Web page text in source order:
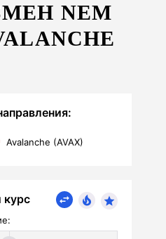
NEM
Avalanche (AVAX)
курс